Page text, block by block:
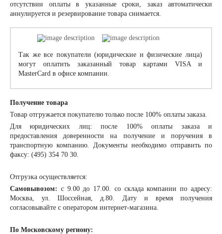
отсутствии оплаты в указанные сроки, заказ автоматически
аннулируется и резервирование товара снимается.
Так же все покупатели (юридические и физические лица)
могут оплатить заказанный товар картами VISA и
MasterCard в офисе компании.
Получение товара
Товар отгружается покупателю только после 100% оплаты заказа.
Для юридических лиц: после 100% оплаты заказа и
предоставления доверенности на получение и поручения в
транспортную компанию. Документы необходимо отправить по
факсу: (495) 354 70 30.
Отгрузка осуществляется:
Самовывозом: с 9.00 до 17.00. со склада компании по адресу:
Москва, ул. Шоссейная, д.80. Дату и время получения
согласовывайте с оператором интернет-магазина.
По Московскому региону: